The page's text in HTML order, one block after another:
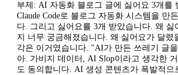
부제: AI 자동화 블로그 글에 싫어요 3개를
Claude Code로 블로그 자동화 시스템을 만
다. 그리고 싫어요를 3개 받았습니다. 왜 싫
지 너무 궁금해졌습니다. 왜 싫어요가 달렸
각은 이거였습니다. "AI가 만든 쓰레기 글
아. 가비지 데이터, AI Slop이라고 생각한
도 동의합니다. AI 생성 콘텐츠가 폭발적으